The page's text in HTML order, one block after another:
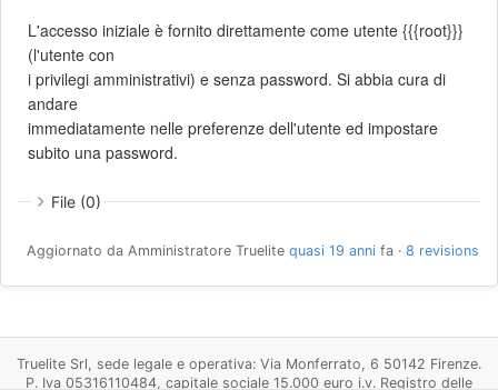
L'accesso iniziale è fornito direttamente come utente {{{root}}}
(l'utente con
i privilegi amministrativi) e senza password. Si abbia cura di
andare
immediatamente nelle preferenze dell'utente ed impostare
subito una password.
File (0)
Aggiornato da Amministratore Truelite quasi 19 anni fa · 8 revisions
Truelite Srl, sede legale e operativa: Via Monferrato, 6 50142 Firenze.
P. Iva 05316110484, capitale sociale 15.000 euro i.v. Registro delle